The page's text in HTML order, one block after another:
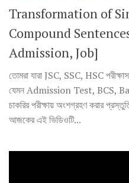
Transformation of
Compound
Admission, Job]
তোমরা যারা JSC, SSC, HSC
যেমন Admission Test, BCS,
চাকরির পরীক্ষায় অংশগ্রহণ করার
আজকের এই ভিডিওটি...